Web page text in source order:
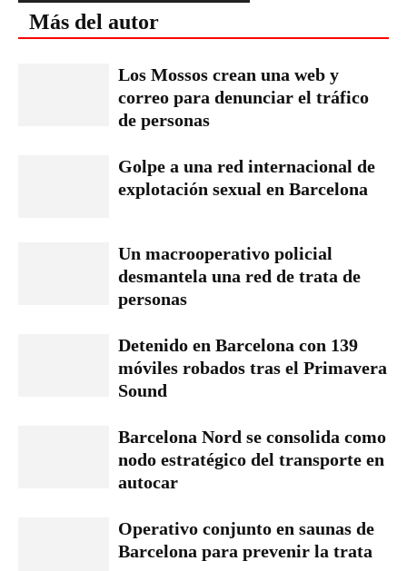
Más del autor
Los Mossos crean una web y
correo para denunciar el tráfico
de personas
Golpe a una red internacional de
explotación sexual en Barcelona
Un macrooperativo policial
desmantela una red de trata de
personas
Detenido en Barcelona con 139
móviles robados tras el Primavera
Sound
Barcelona Nord se consolida como
nodo estratégico del transporte en
autocar
Operativo conjunto en saunas de
Barcelona para prevenir la trata